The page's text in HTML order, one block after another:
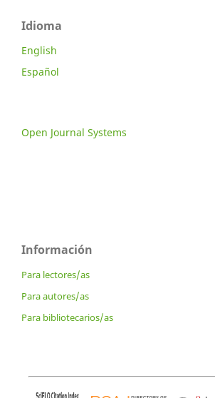
Idioma
English
Español
Open Journal Systems
Información
Para lectores/as
Para autores/as
Para bibliotecarios/as